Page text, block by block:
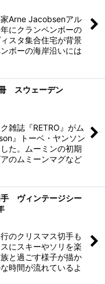
Arne Jacobsenアル
にクランペンボーの
スタ集合住宅が背景
ボーの海岸沿いには
スウェーデン
雑誌『RETRO』がム
』トーベ・ヤンソン
た。ムーミンの初期
のムミーンマグなど
ヴィンテージシー
のクリスマス切手も
にスキーやソリを楽
と過ごす様子が描か
時間が流れているよ